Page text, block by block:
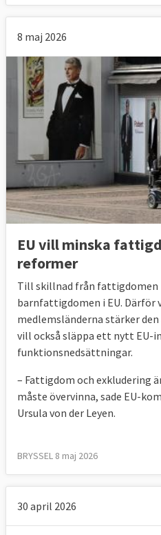
8 maj 2026
EU vill minska
reformer
Till skillnad från fattigdomen
barnfattigdomen i EU.
medlemsländerna stärker
vill också släppa ett nytt EU-
funktionsnedsättningar.
– Fattigdom och exkludering
måste övervinna, sade EU-
Ursula von der Leyen.
BRYSSEL 8 maj 2026
30 april 2026